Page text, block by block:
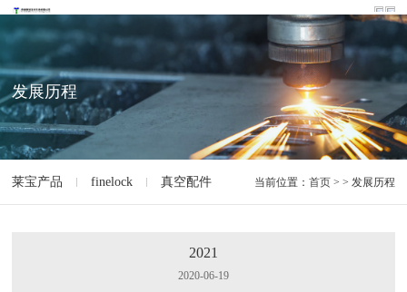
发展历程
莱宝产品 finelock 真空配件 真空设备 设备制造机械
当前位置： 首页> > 发展历程
2021
2020-06-19